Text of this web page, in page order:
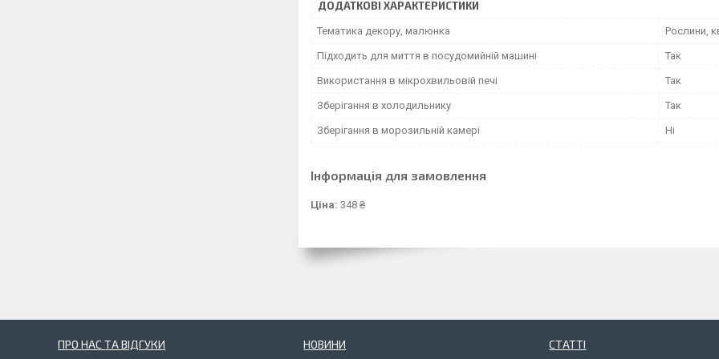
ДОДАТКОВІ ХАРАКТЕРИСТИКИ
Тематика декору, малюнка Рослини,
Підходить для миття в посудомийній машині Так
Використання в мікрохвильовій печі Так
Зберігання в холодильнику Так
Зберігання в морозильній камері Ні
Інформація для замовлення
Ціна: 348 ₴
ПРО НАС ТА ВІДГУКИ НОВИНИ СТАТТІ